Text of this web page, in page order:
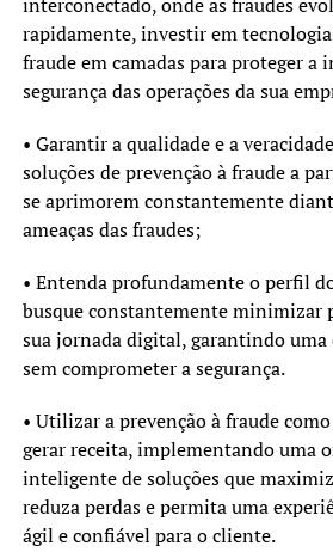
rapidamente, investir em
fraude em camadas para proteger a
segurança das operações da sua
• Garantir a qualidade e a
soluções de prevenção à fraude a
se aprimorem constantemente
ameaças das fraudes;
• Entenda profundamente o perfil
busque constantemente minimizar
sua jornada digital, garantindo
sem comprometer a segurança.
• Utilizar a prevenção à fraude
gerar receita, implementando uma
inteligente de soluções que
reduza perdas e permita uma
ágil e confiável para o cliente.